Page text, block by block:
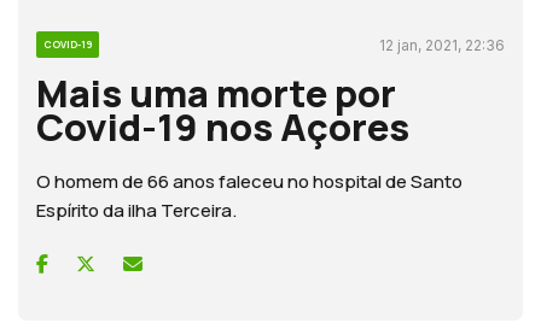
COVID-19 12 jan, 2021, 22:36
Mais uma morte por
Covid-19 nos Açores
O homem de 66 anos faleceu no hospital de Santo
Espírito da ilha Terceira.